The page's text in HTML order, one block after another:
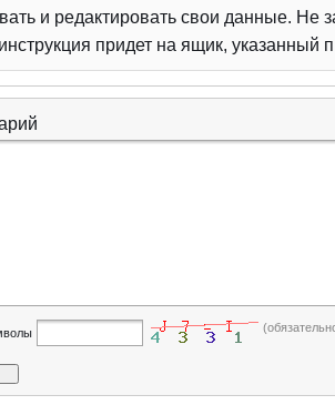
и редактировать свои данные. Не
придет на ящик, указанный